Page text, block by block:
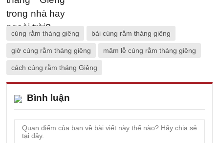
cúng rằm tháng giêng bài cúng rằm tháng giêng
giờ cúng rằm tháng giêng mâm lễ cúng rằm tháng giêng
cách cúng rằm tháng Giêng
Bình luận